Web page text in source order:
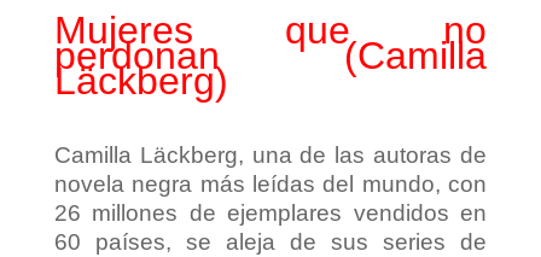
Mujeres que no
perdonan (Camilla
Läckberg)
Camilla Läckberg, una de las autoras de
novela negra más leídas del mundo, con
26 millones de ejemplares vendidos en
60 países, se aleja de sus series de